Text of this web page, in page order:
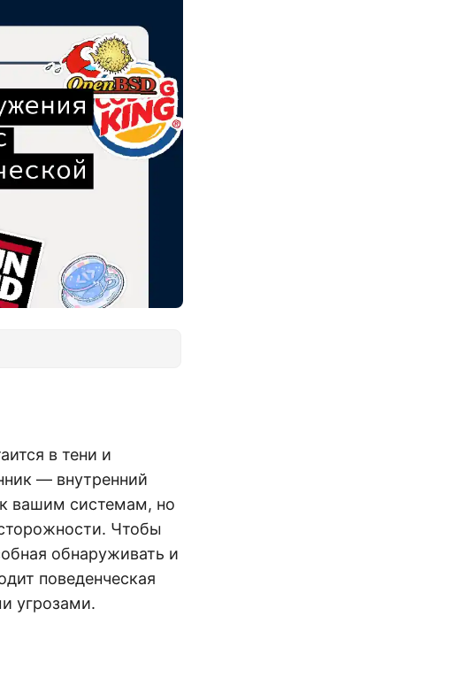
в тени и
— внутренний
вашим системам, но
Чтобы
обнаруживать и
поведенческая
угрозами.